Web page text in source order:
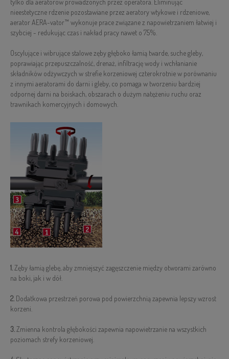
tylko dla aeratorów prowadzonych przez operatora. Eliminując
nieestetyczne rdzenie pozostawiane przez aeratory wtykowe i rdzeniowe,
aerator AERA-vator™ wykonuje prace związane z napowietrzaniem łatwiej i
szybciej - redukując czas i nakład pracy nawet o 75%.
Oscylujące i wibrujące stalowe zęby głęboko łamią twarde, suche gleby,
poprawiając przepuszczalność, drenaż, infiltrację wody i wchłanianie
składników odżywczych w strefie korzeniowej czterokrotnie w porównaniu
z innymi aeratorami do darni i gleby, co pomaga w tworzeniu bardziej
odpornej darni na boiskach, obszarach o dużym natężeniu ruchu oraz
trawnikach komercyjnych i domowych.
1.Zęby łamią glebę, aby zmniejszyć zagęszczenie między otworami zarówno
na boki, jak i w dół.
2. Dodatkowa przestrzeń porowa pod powierzchnią zapewnia lepszy wzrost
korzeni.
3.Zmienna kontrola głębokości zapewnia napowietrzanie na wszystkich
poziomach strefy korzeniowej.